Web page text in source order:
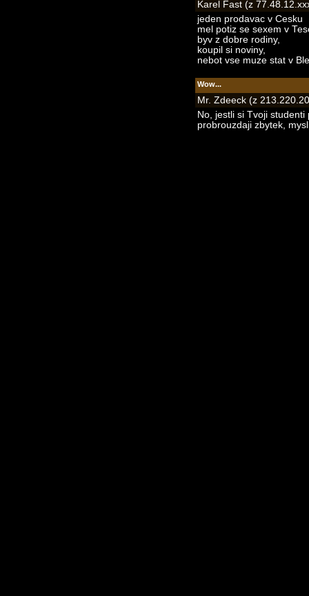
Karel Fast (z
jeden prodavac v Cesku
mel potiz se sexem v
byv z dobre rodiny,
koupil si noviny,
nebot vse muze stat v
Wow...
Mr. Zdeeck (z
No, jestli si Tvoji
probrouzdaji zbytek,